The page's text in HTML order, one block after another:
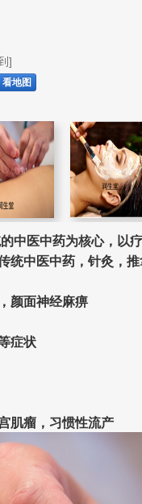
]
看地图
中医中药为核心，以
统中医中药，针灸，
颜面神经麻痹
症状
肌瘤，习惯性流产